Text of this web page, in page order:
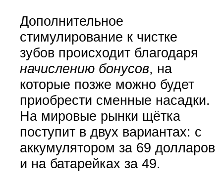
Дополнительное
стимулирование к чистке
зубов происходит благодаря
начислению бонусов, на
которые позже можно будет
приобрести сменные насадки.
На мировые рынки щётка
поступит в двух вариантах: с
аккумулятором за 69 долларов
и на батарейках за 49.